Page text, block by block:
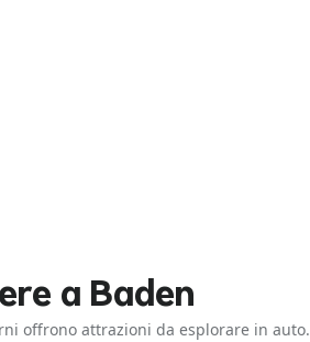
a Baden
offrono attrazioni da esplorare in auto.